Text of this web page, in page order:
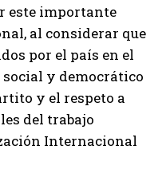
este importante
al considerar que
por el país en el
y democrático
y el respeto a
del trabajo
Internacional